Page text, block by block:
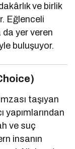
ve birlik
Eğlenceli
da yer veren
buluşuyor.
taşıyan
yapımlarından
ve suç
insanın